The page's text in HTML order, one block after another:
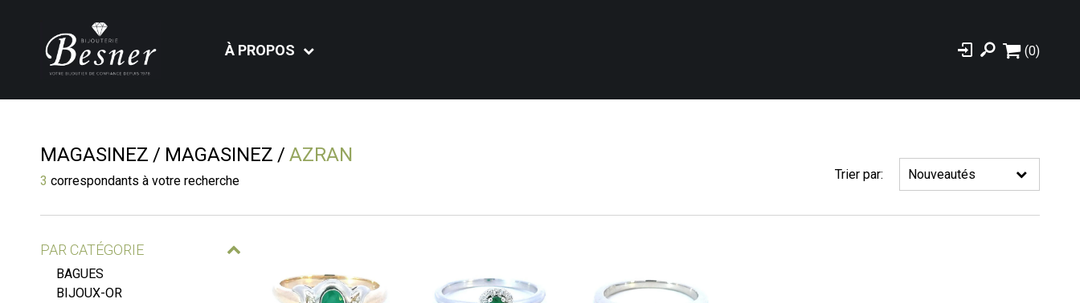
À PROPOS (0)
MAGASINEZ MAGASINEZ AZRAN
3 correspondants à votre recherche Trier par:
PAR CATÉGORIE
BAGUES
BIJOUX-OR